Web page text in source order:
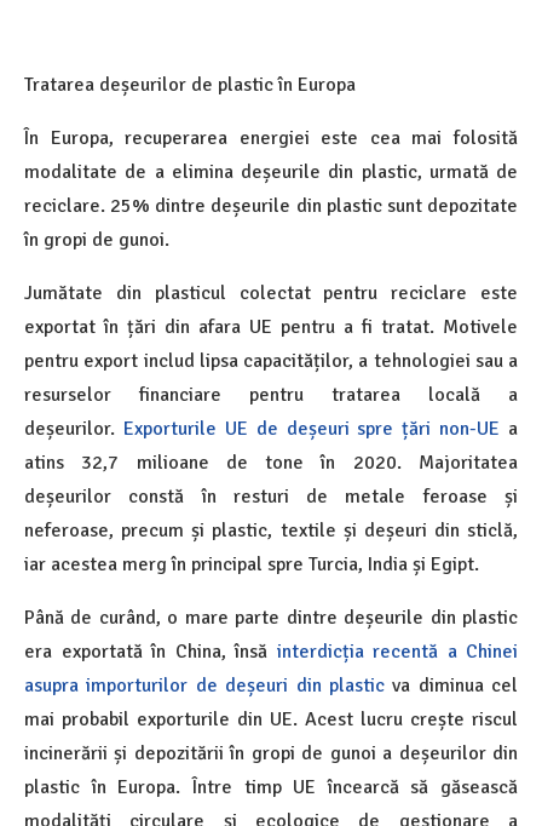
Tratarea deșeurilor de plastic în Europa
În Europa, recuperarea energiei este cea mai folosită
modalitate de a elimina deșeurile din plastic, urmată de
reciclare. 25% dintre deșeurile din plastic sunt depozitate
în gropi de gunoi.
Jumătate din plasticul colectat pentru reciclare este
exportat în țări din afara UE pentru a fi tratat. Motivele
pentru export includ lipsa capacităților, a tehnologiei sau a
resurselor financiare pentru tratarea locală a
deșeurilor. Exporturile UE de deșeuri spre țări non-UE a
atins 32,7 milioane de tone în 2020. Majoritatea
deșeurilor constă în resturi de metale feroase și
neferoase, precum și plastic, textile și deșeuri din sticlă,
iar acestea merg în principal spre Turcia, India și Egipt.
Până de curând, o mare parte dintre deșeurile din plastic
era exportată în China, însă interdicția recentă a Chinei
asupra importurilor de deșeuri din plasticva diminua cel
mai probabil exporturile din UE. Acest lucru crește riscul
incinerării și depozitării în gropi de gunoi a deșeurilor din
plastic în Europa. Între timp UE încearcă să găsească
modalități circulare și ecologice de gestionare a